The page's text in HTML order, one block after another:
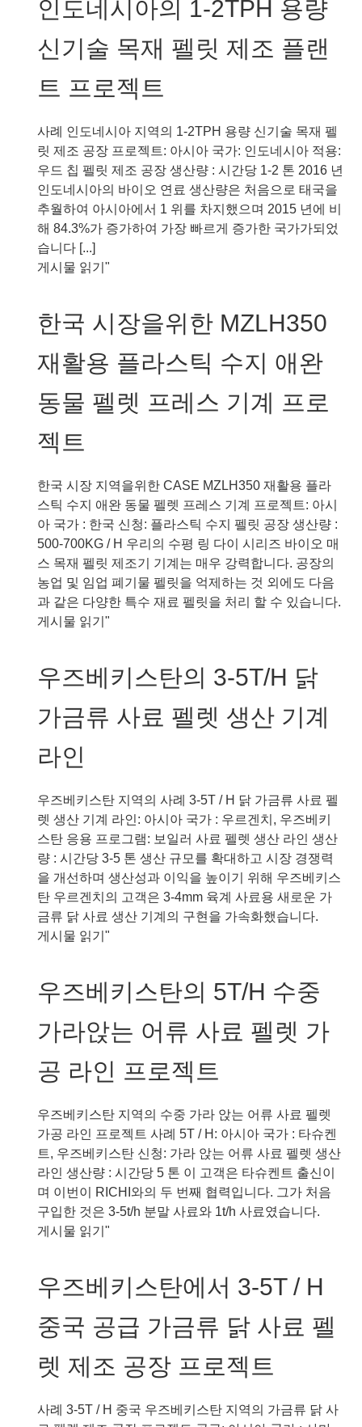
인도네시아의 1-2TPH 용량
신기술 목재 펠릿 제조 플랜
트 프로젝트
사례 인도네시아 지역의 1-2TPH 용량 신기술 목재 펠
릿 제조 공장 프로젝트: 아시아 국가: 인도네시아 적용:
우드 칩 펠릿 제조 공장 생산량 : 시간당 1-2 톤 2016 년
인도네시아의 바이오 연료 생산량은 처음으로 태국을
추월하여 아시아에서 1 위를 차지했으며 2015 년에 비
해 84.3%가 증가하여 가장 빠르게 증가한 국가가되었
습니다 [...]
인
시
의
2TPH
량
기
술
목
재
펠
릿
제
조
트
프
로
트
게시물 읽기"
한국 시장을위한 MZLH350
재활용 플라스틱 수지 애완
동물 펠렛 프레스 기계 프로
젝트
한국 시장 지역을위한 CASE MZLH350 재활용 플라
스틱 수지 애완 동물 펠렛 프레스 기계 프로젝트: 아시
아 국가 : 한국 신청: 플라스틱 수지 펠릿 공장 생산량 :
500-700KG / H 우리의 수평 링 다이 시리즈 바이오 매
스 목재 펠릿 제조기 기계는 매우 강력합니다. 공장의
농업 및 임업 폐기물 펠릿을 억제하는 것 외에도 다음
과 같은 다양한 특수 재료 펠릿을 처리 할 수 있습니다.
한
장
위
MZLH350
활
용
플
라
스
틱
수
지
동
물
펠
프
레
기
계
로
젝
트
게시물 읽기"
우즈베키스탄의 3-5T/H 닭
가금류 사료 펠렛 생산 기계
라인
우즈베키스탄 지역의 사례 3-5T / H 닭 가금류 사료 펠
렛 생산 기계 라인: 아시아 국가 : 우르겐치, 우즈베키
스탄 응용 프로그램: 보일러 사료 펠렛 생산 라인 생산
량 : 시간당 3-5 톤 생산 규모를 확대하고 시장 경쟁력
을 개선하며 생산성과 이익을 높이기 위해 우즈베키스
탄 우르겐치의 고객은 3-4mm 육계 사료용 새로운 가
금류 닭 사료 생산 기계의 구현을 가속화했습니다.
우
키
탄
3-
닭
가
금
류
사
료
펠
산
기
계
라
인
게시물 읽기"
우즈베키스탄의 5T/H 수중
가라앉는 어류 사료 펠렛 가
공 라인 프로젝트
우즈베키스탄 지역의 수중 가라 앉는 어류 사료 펠렛
가공 라인 프로젝트 사례 5T / H: 아시아 국가 : 타슈켄
트, 우즈베키스탄 신청: 가라 앉는 어류 사료 펠렛 생산
라인 생산량 : 시간당 5 톤 이 고객은 타슈켄트 출신이
며 이번이 RICHI와의 두 번째 협력입니다. 그가 처음
구입한 것은 3-5t/h 분말 사료와 1t/h 사료였습니다.
우
키
탄
5T/H
중
가
게시물 읽기"
우즈베키스탄에서 3-5T / H
중국 공급 가금류 닭 사료 펠
렛 제조 공장 프로젝트
사례 3-5T / H 중국 우즈베키스탄 지역의 가금류 닭 사